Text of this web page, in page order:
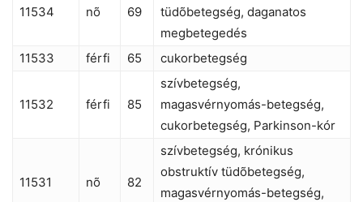
11534 nõ 69
tüdõbetegség, daganatos
megbetegedés
11533
férfi 65 cukorbetegség
11532 férfi 85
szívbetegség,
magasvérnyomás-betegség,
cukorbetegség, Parkinson-kór
11531 nõ 82
szívbetegség, krónikus
obstruktív tüdõbetegség,
magasvérnyomás-betegség,